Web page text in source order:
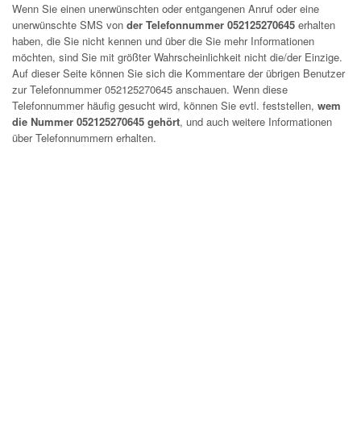
Wenn Sie einen unerwünschten oder entgangenen Anruf oder eine
unerwünschte SMS von der Telefonnummer 052125270645 erhalten
haben, die Sie nicht kennen und über die Sie mehr Informationen
möchten, sind Sie mit größter Wahrscheinlichkeit nicht die/der Einzige.
Auf dieser Seite können Sie sich die Kommentare der übrigen Benutzer
zur Telefonnummer052125270645 anschauen. Wenn diese
Telefonnummer häufig gesucht wird, können Sie evtl. feststellen, wem
die Nummer 052125270645 gehört, und auch weitere Informationen
über Telefonnummern erhalten.